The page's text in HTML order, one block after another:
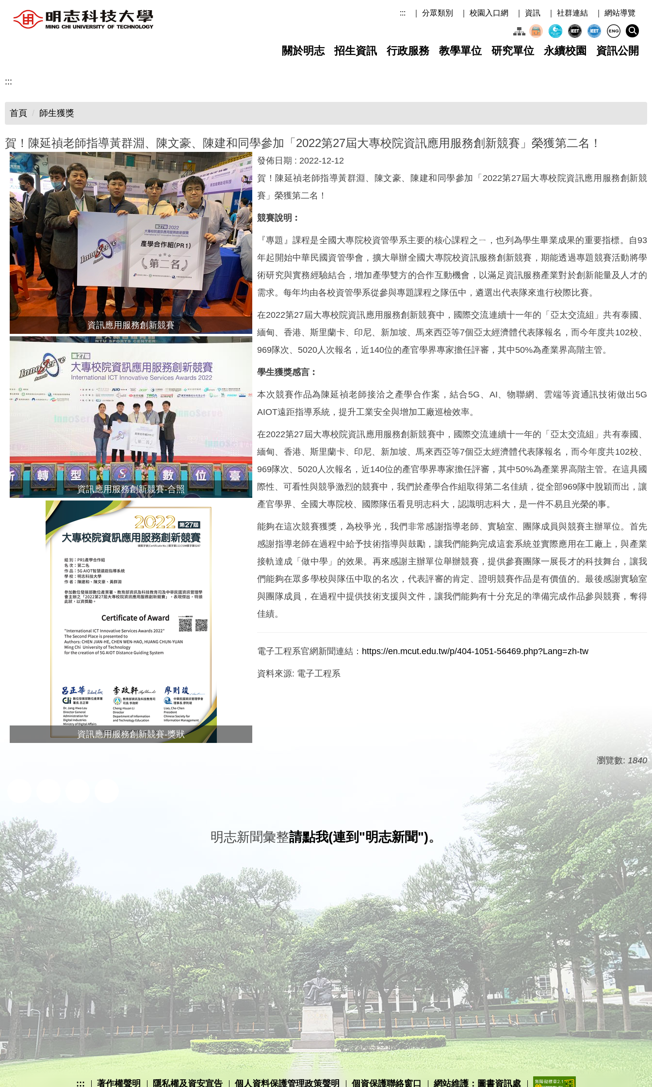
區
::: ｜ 分眾類別 ｜ 校園入口網 ｜ 資訊 ｜ 社群連結 ｜ 網站導覽
關於明志 招生資訊 行政服務 教學單位 研究單位 永續校園 資訊公開
:::
首頁 師生獲獎
賀！陳延禎老師指導黃群淵、陳文豪、陳建和同學參加「2022第27屆大專校院資訊應用服務創新競賽」榮獲第二名！
資訊應用服務創新競賽
資訊應用服務創新競賽-合照
資訊應用服務創新競賽-獎狀
發佈日期 : 2022-12-12
賀！陳延禎老師指導黃群淵、陳文豪、陳建和同學參加「2022第27屆大專校院資訊應用服務創新競
賽」榮獲第二名！
競賽說明︰
『專題』課程是全國大專院校資管學系主要的核心課程之ㄧ，也列為學生畢業成果的重要指標。自93
年起開始中華民國資管學會，擴大舉辦全國大專院校資訊服務創新競賽，期能透過專題競賽活動將學
術研究與實務經驗結合，增加產學雙方的合作互動機會，以滿足資訊服務產業對於創新能量及人才的
需求。每年均由各校資管學系從參與專題課程之隊伍中，遴選出代表隊來進行校際比賽。
在2022第27屆大專校院資訊應用服務創新競賽中，國際交流連續十一年的「亞太交流組」共有泰國、
緬甸、香港、斯里蘭卡、印尼、新加坡、馬來西亞等7個亞太經濟體代表隊報名，而今年度共102校、
969隊次、5020人次報名，近140位的產官學界專家擔任評審，其中50%為產業界高階主管。
學生獲獎感言︰
本次競賽作品為陳延禎老師接洽之產學合作案，結合5G、AI、物聯網、雲端等資通訊技術做出5G
AIOT遠距指導系統，提升工業安全與增加工廠巡檢效率。
在2022第27屆大專校院資訊應用服務創新競賽中，國際交流連續十一年的「亞太交流組」共有泰國、
緬甸、香港、斯里蘭卡、印尼、新加坡、馬來西亞等7個亞太經濟體代表隊報名，而今年度共102校、
969隊次、5020人次報名，近140位的產官學界專家擔任評審，其中50%為產業界高階主管。在這具國
際性、可看性與競爭激烈的競賽中，我們於產學合作組取得第二名佳績，從全部969隊中脫穎而出，讓
產官學界、全國大專院校、國際隊伍看見明志科大，認識明志科大，是一件不易且光榮的事。
能夠在這次競賽獲獎，為校爭光，我們非常感謝指導老師、實驗室、團隊成員與競賽主辦單位。首先
感謝指導老師在過程中給予技術指導與鼓勵，讓我們能夠完成這套系統並實際應用在工廠上，與產業
接軌達成「做中學」的效果。再來感謝主辦單位舉辦競賽，提供參賽團隊一展長才的科技舞台，讓我
們能夠在眾多學校與隊伍中取的名次，代表評審的肯定、證明競賽作品是有價值的。最後感謝實驗室
與團隊成員，在過程中提供技術支援與文件，讓我們能夠有十分充足的準備完成作品參與競賽，奪得
佳績。
電子工程系官網新聞連結： https://en.mcut.edu.tw/p/404-1051-56469.php?Lang=zh-tw
資料來源: 電子工程系
瀏覽數: 1840
明志新聞彙整請點我(連到"明志新聞")。
::: 著作權聲明 隱私權及資安宣告 個人資料保護管理政策聲明 個資保護聯絡窗口 網站維護：圖書資訊處